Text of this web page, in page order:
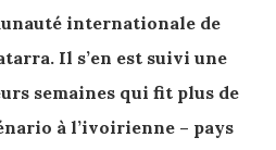
internationale de
Il s’en est suivi une
semaines qui fit plus de
à l’ivoirienne – pays